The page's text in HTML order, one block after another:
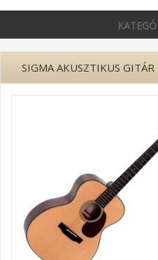
SIGMA AKUSZTIKUS GITÁR